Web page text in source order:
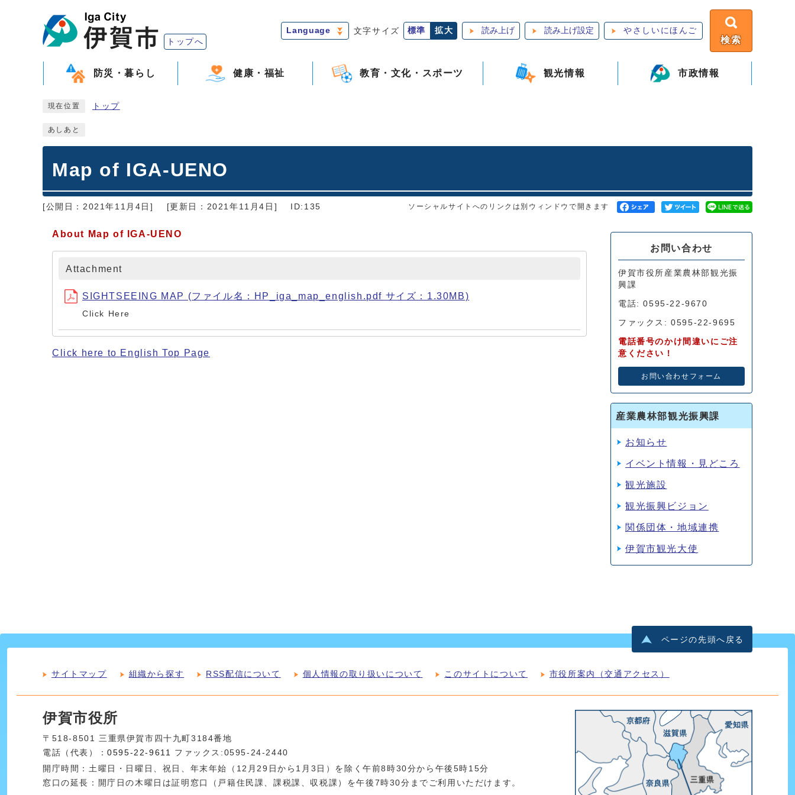
トップへ
Language 文字サイズ 標準 拡大 読み上げ 読み上げ設定 やさしいにほんご
検索
防災・暮らし 健康・福祉 教育・文化・スポーツ 観光情報 市政情報
現在位置 トップ
あしあと
Map of IGA-UENO
[公開日：2021年11月4日] [更新日：2021年11月4日] ID:135 ソーシャルサイトへのリンクは別ウィンドウで開きます
About Map of IGA-UENO
Attachment
SIGHTSEEING MAP (ファイル名：HP_iga_map_english.pdf サイズ：1.30MB)
Click Here
Click here to English Top Page
お問い合わせ
伊賀市役所産業農林部観光振
興課
電話: 0595-22-9670
ファックス: 0595-22-9695
電話番号のかけ間違いにご注
意ください！
お問い合わせフォーム
産業農林部観光振興課
お知らせ
イベント情報・見どころ
観光施設
観光振興ビジョン
関係団体・地域連携
伊賀市観光大使
ページの先頭へ戻る
サイトマップ 組織から探す RSS配信について 個人情報の取り扱いについて このサイトについて 市役所案内（交通アクセス）
伊賀市役所
〒518-8501 三重県伊賀市四十九町3184番地
電話（代表）：0595-22-9611 ファックス:0595-24-2440
開庁時間：土曜日・日曜日、祝日、年末年始（12月29日から1月3日）を除く午前8時30分から午後5時15分
窓口の延長：開庁日の木曜日は証明窓口（戸籍住民課、課税課、収税課）を午後7時30分までご利用いただけます。